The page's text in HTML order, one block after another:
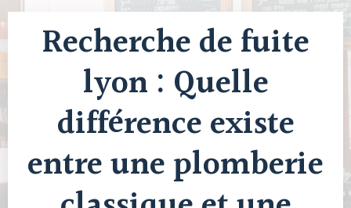
Recherche de fuite
lyon : Quelle
différence existe
entre une plomberie